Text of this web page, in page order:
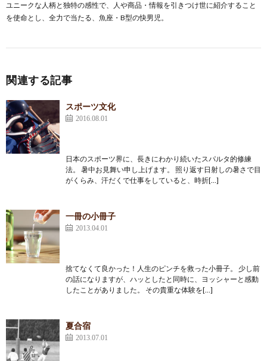
ユニークな人柄と独特の感性で、人や商品・情報を引きつけ世に紹介すること
を使命とし、全力で当たる、魚座・B型の快男児。
関連する記事
スポーツ文化
2016.08.01
日本のスポーツ界に、長きにわかり続いたスパルタ的修練
法。 暑中お見舞い申し上げます。 照り返す日射しの暑さで目
がくらみ、汗だくで仕事をしていると、時折[…]
一冊の小冊子
2013.04.01
捨てなくて良かった！人生のピンチを救った小冊子。 少し前
の話になりますが、ハッとしたと同時に、ヨッシャーと感動
したことがありました。 その貴重な体験を[…]
夏合宿
2013.07.01